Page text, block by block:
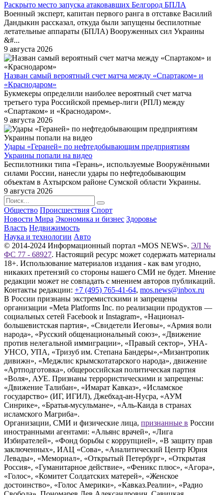
Раскрыто место запуска атаковавших Белгород БПЛА
Военный эксперт, капитан первого ранга в отставке Василий
Дандыкин рассказал, откуда были запущены беспилотные
летательные аппараты (БПЛА) Вооруженных сил Украины
&#...
9 августа 2026
Назван самый вероятный счет матча между «Спартаком» и
«Краснодаром»
Букмекеры определили наиболее вероятный счет матча
третьего тура Российской премьер-лиги (РПЛ) между
«Спартаком» и «Краснодаром».
9 августа 2026
Удары «Гераней» по нефтедобывающим предприятиям
Украины попали на видео
Беспилотники типа «Герань», используемые Вооружёнными
силами России, нанесли удары по нефтедобывающим
объектам в Ахтырском районе Сумской области Украины.
9 августа 2026
Общество Происшествия Спорт
Новости Мира Экономика и бизнес Здоровье
Власть Недвижимость
Наука и технологии Авто
© 2014-2024 Информационный портал «MOS NEWS». ЭЛ №
ФС 77 - 68927. Настоящий ресурс может содержать материалы
18+. Использование материалов издания - как вам угодно,
никаких претензий со стороны нашего СМИ не будет. Мнение
редакции может не совпадать с мнением авторов публикаций.
Контакты редакции: +7 (495) 765-41-64, mos.news@inbox.ru
В России признаны экстремистскими и запрещены
организации «Meta Platforms Inc. по реализации продуктов —
социальных сетей Facebook и Instagram», «Национал-
большевистская партия», «Свидетели Иеговы», «Армия воли
народа», «Русский общенациональный союз», «Движение
против нелегальной иммиграции», «Правый сектор», УНА-
УНСО, УПА, «Тризуб им. Степана Бандеры»,«Мизантропик
дивижн», «Меджлис крымскотатарского народа», движение
«Артподготовка», общероссийская политическая партия
«Воля», АУЕ. Признаны террористическими и запрещены:
«Движение Талибан», «Имарат Кавказ», «Исламское
государство» (ИГ, ИГИЛ), Джебхад-ан-Нусра, «АУМ
Синрике», «Братья-мусульмане», «Аль-Каида в странах
исламского Магриба».
Организации, СМИ и физические лица, признанные в России
иностранными агентами: «Альянс врачей», «Лига
Избирателей», «Фонд борьбы с коррупцией», «В защиту прав
заключенных», ИАЦ «Сова», «Аналитический Центр Юрия
Левады», «Мемориал», «Открытый Петербург», «Открытая
Россия», «Гуманитарное действие», «Феникс плюс», «Агора»,
«Голос», «Комитет Солдатских матерей», «Женское
достоинство», «Голос Америки», «Кавказ.Реалии», «Радио